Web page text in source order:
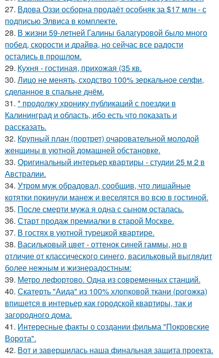
27. Вдова Оззи осборна продаёт особняк за $17 млн - с
подписью Элвиса в комплекте.
28. В жизни 59-летней Галины балагуровой было много
побед, скорости и драйва, но сейчас все радости
остались в прошлом.
29. Кухня - гостиная, прихожая (35 кв.
30. Лицо не менять, сходство 100% зеркальное селфи,
сделанное в спальне днём.
31. * продолжу хронику публикаций с поездки в
Калининград и область, ибо есть что показать и
рассказать.
32. Крупный план (портрет) очаровательной молодой
женщины в уютной домашней обстановке.
33. Оригинальный интерьер квартиры - студии 25 м 2 в
Австралии.
34. Утром муж обрадовал, сообщив, что лишайные
котятки покинули манеж и веселятся во всю в гостиной.
35. После смерти мужа я одна с сыном осталась.
36. Старт продаж премиалки в старой Москве.
37. В гостях в уютной турецкой квартире.
38. Васильковый цвет - оттенок синей гаммы, но в
отличие от классического синего, васильковый выглядит
более нежным и жизнерадостным:
39. Метро лефортово. Одна из современных станций.
40. Скатерть "Аида" из 100% хлопковой ткани (рогожка)
впишется в интерьер как городской квартиры, так и
загородного дома.
41. Интересные факты о создании фильма "Покровские
Ворота".
42. Вот и завершилась наша финальная защита проекта.